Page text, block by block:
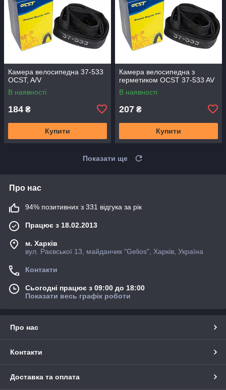
Камера велосипедна 37-533
OCST, A/V
В наявності
184 ₴
Купити
Камера велосипедна з
герметиком OCST 37-533 AV
В наявності
207 ₴
Купити
Показати ще
Про нас
94% позитивних з 331 відгука за рік
Працює з 18.02.2013
м. Харків
вул. Раєвської 13, майданчик "Gelios", Харків, Україна
Контакти
Сьогодні працює з 09:00 до 18:00
Показати весь графік роботи
Про нас
Контакти
Доставка та оплата